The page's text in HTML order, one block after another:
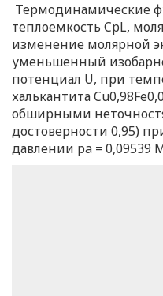
Термодинамические
теплоемкость CpL,
изменение молярной
уменьшенный
потенциал U, при
халькантита
обширными
достоверности 0,95)
давлении pa = 0,09539